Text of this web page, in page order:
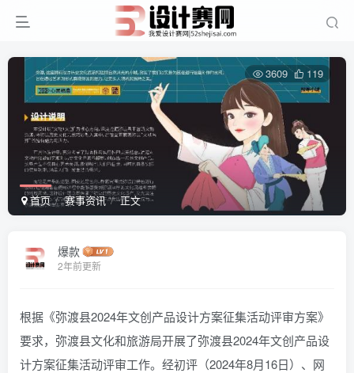
首页 赛事资讯 正文
3609 119
爆款
2年前更新
根据《弥渡县2024年文创产品设计方案征集活动评审方案》
要求，弥渡县文化和旅游局开展了弥渡县2024年文创产品设
计方案征集活动评审工作。经初评（2024年8月16日）、网